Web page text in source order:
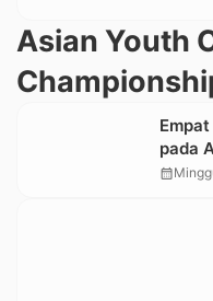
Asian Youth
pada
calendar_month